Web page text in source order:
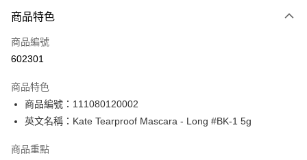
信用卡
Apple Pay
PayMe
WeChat Pay
BoC Pay
商品特色
商品編號
602301
商品特色
商品編號：111080120002
英文名稱：Kate Tearproof Mascara - Long #BK-1 5g
商品重點